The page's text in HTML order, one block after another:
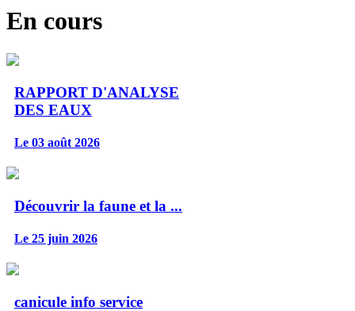
En cours
RAPPORT D'ANALYSE
DES EAUX
Le 03 août 2026
Découvrir la faune et la ...
Le 25 juin 2026
canicule info service